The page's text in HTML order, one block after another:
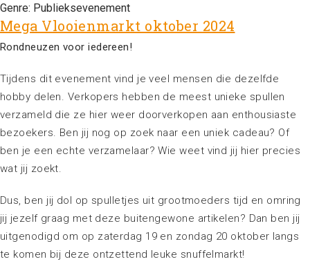
Genre: Publieksevenement
Mega Vlooienmarkt oktober 2024
Rondneuzen voor iedereen!
Tijdens dit evenement vind je veel mensen die dezelfde
hobby delen. Verkopers hebben de meest unieke spullen
verzameld die ze hier weer doorverkopen aan enthousiaste
bezoekers. Ben jij nog op zoek naar een uniek cadeau? Of
ben je een echte verzamelaar? Wie weet vind jij hier precies
wat jij zoekt.
Dus, ben jij dol op spulletjes uit grootmoeders tijd en omring
jij jezelf graag met deze buitengewone artikelen? Dan ben jij
uitgenodigd om op zaterdag 19 en zondag 20 oktober langs
te komen bij deze ontzettend leuke snuffelmarkt!